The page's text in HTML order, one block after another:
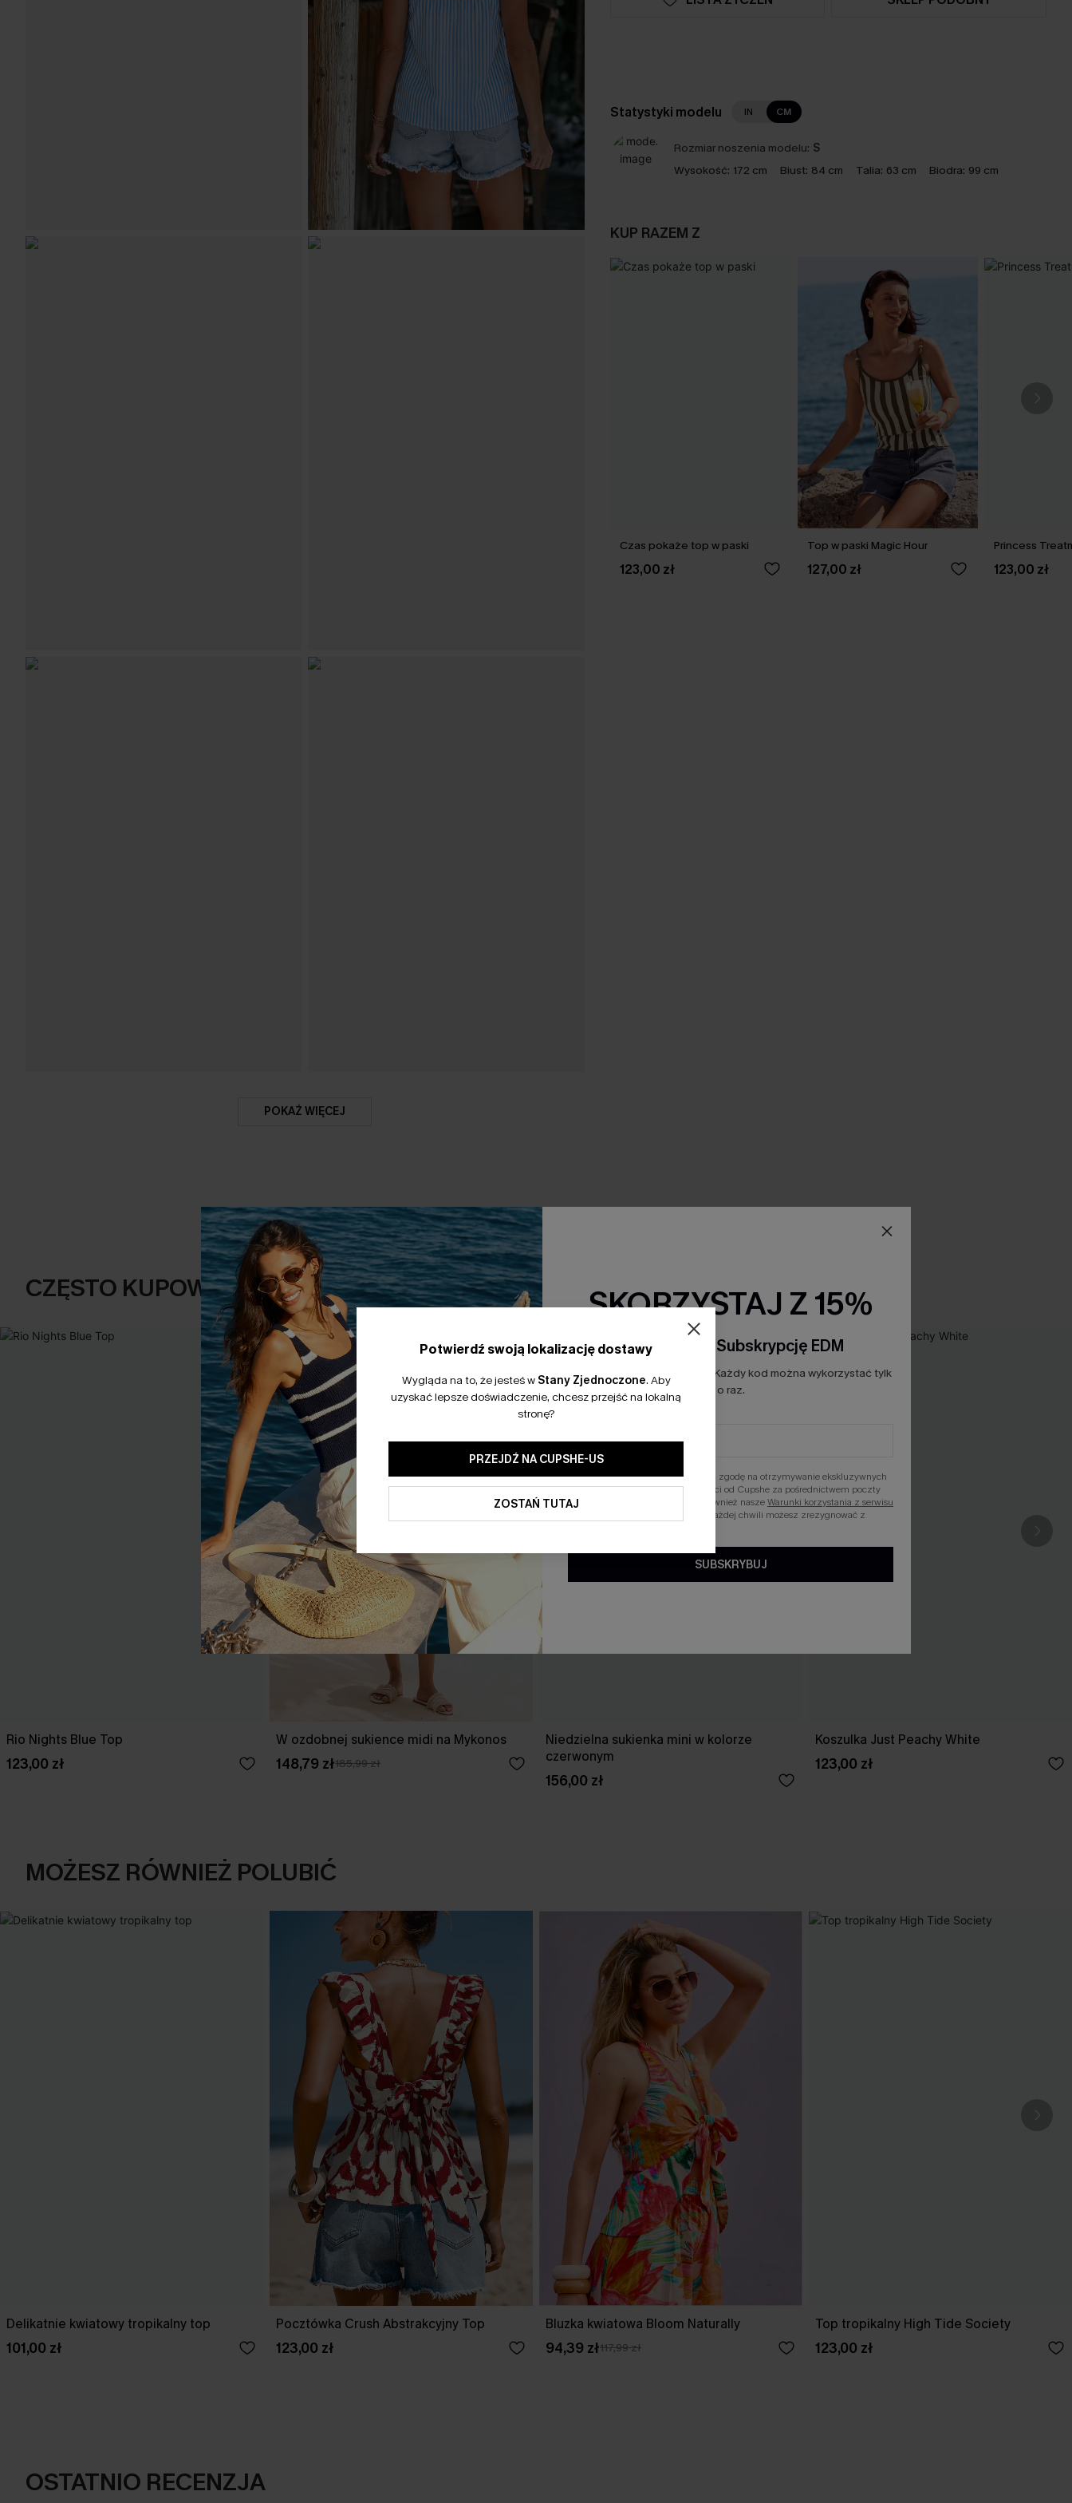
POKAŻ WIĘCEJ
Statystyki modelu IN CM
Rozmiar noszenia modelu: S
Wysokość: 172 cm Biust: 84 cm Talia: 63 cm Biodra: 99 cm
KUP RAZEM Z
Czas pokaże top w paski
123,00 zł
Top w paski Magic Hour
127,00 zł
Princess
123,00 zł
CZĘSTO KUPOWANE RAZEM
Rio Nights Blue Top
123,00 zł
W ozdobnej sukience midi na Mykonos
148,79 zł185,99 zł
Niedzielna sukienka mini w kolorze
czerwonym
156,00 zł
Koszulka Just Peachy White
123,00 zł
MOŻESZ RÓWNIEŻ POLUBIĆ
Delikatnie kwiatowy tropikalny top
101,00 zł
Pocztówka Crush Abstrakcyjny Top
123,00 zł
Bluzka kwiatowa Bloom Naturally
94,39 zł117,99 zł
Top tropikalny High Tide Society
123,00 zł
OSTATNIO RECENZJA
Potwierdź swoją lokalizację dostawy
Wygląda na to, że jesteś w Stany Zjednoczone. Aby
uzyskać lepsze doświadczenie, chcesz przejść na lokalną
stronę?
PRZEJDŹ NA CUPSHE-US
ZOSTAŃ TUTAJ
SKORZYSTAJ Z 15%
15% Zniżki za Subskrypcję EDM
*Jeden kod na zamówienie. Każdy kod można wykorzystać tylk
o raz.
Klikając ten przycisk, wyrażasz zgodę na otrzymywanie ekskluzywnych
ofert promocyjnych i aktualności od Cupshe za pośrednictwem poczty
elektronicznej. Akceptujesz również naszeWarunki korzystania z serwisu
. W każdej chwili możesz zrezygnować z
SUBSKRYBUJ